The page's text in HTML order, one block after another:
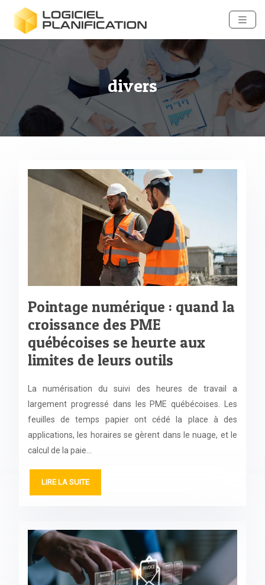
divers
Pointage numérique : quand la
croissance des PME
québécoises se heurte aux
limites de leurs outils
La numérisation du suivi des heures de travail a
largement progressé dans les PME québécoises. Les
feuilles de temps papier ont cédé la place à des
applications, les horaires se gèrent dans le nuage, et le
calcul de la paie…
LIRE LA SUITE